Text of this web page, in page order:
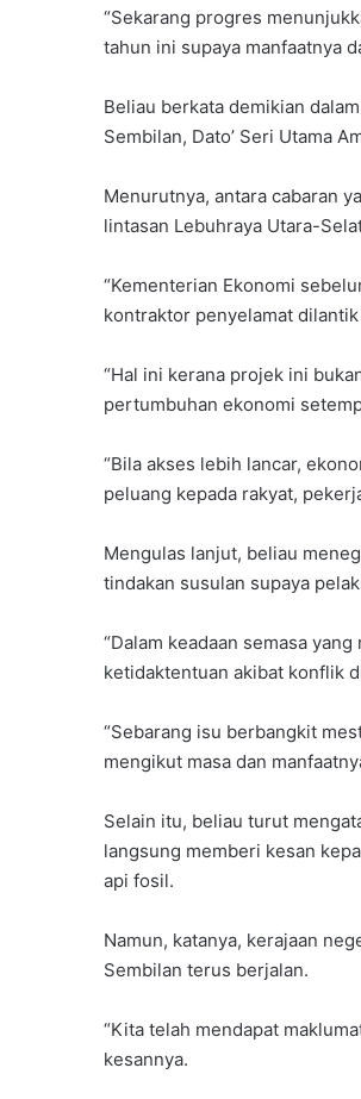
“Sekarang progres
tahun ini supaya manfaatnya
Beliau berkata demikian
Sembilan, Dato’ Seri Utama
Menurutnya, antara cabaran
lintasan Lebuhraya Utara-
“Kementerian Ekonomi
kontraktor penyelamat
“Hal ini kerana projek ini
pertumbuhan ekonomi
“Bila akses lebih lancar,
peluang kepada rakyat,
Mengulas lanjut, beliau
tindakan susulan supaya
“Dalam keadaan semasa
ketidaktentuan akibat konflik
“Sebarang isu berbangkit
mengikut masa dan
Selain itu, beliau turut
langsung memberi kesan
api fosil.
Namun, katanya, kerajaan
Sembilan terus berjalan.
“Kita telah mendapat
kesannya.